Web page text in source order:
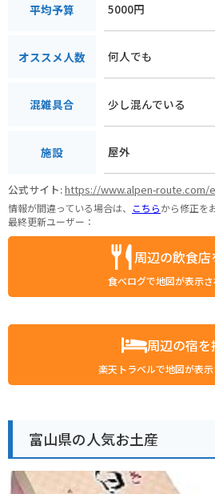
平均予算 5000円
オススメ人数 何人でも
混雑具合 少し混んでいる
施設 屋外
公式サイト:https://www.alpen-route.com/
情報が間違っている場合は、 こちらから修正を
最終更新ユーザー：
周辺の飲食店
食べログで地図が表示さ
周辺の宿を
楽天トラベルで地図が表示
富山県の人気お土産